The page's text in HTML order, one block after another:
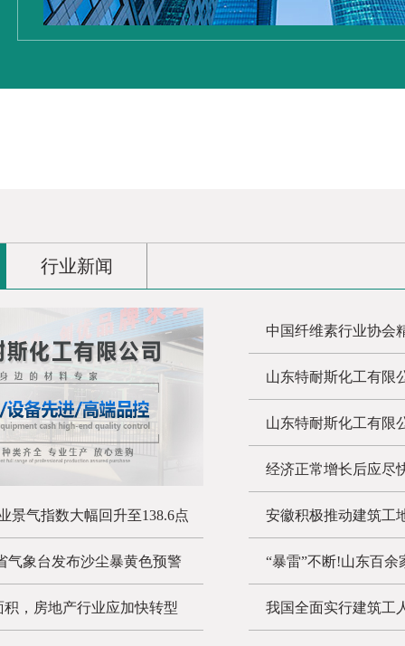
行业新闻
中国纤维素行业协会
山东特耐斯化工有限
山东特耐斯化工有限
经济正常增长后应尽
景气指数大幅回升至138.6点 安徽积极推动建筑工
气象台发布沙尘暴黄色预警 “暴雷”不断!山东百
，房地产行业应加快转型 我国全面实行建筑工